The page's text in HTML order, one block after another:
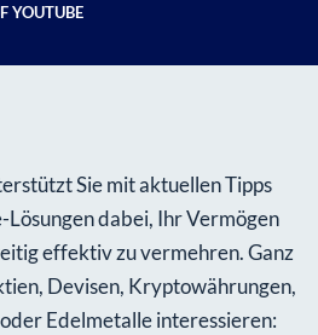
YOUTUBE
Sie mit aktuellen Tipps
dabei, Ihr Vermögen
effektiv zu vermehren. Ganz
Devisen, Kryptowährungen,
Edelmetalle interessieren: